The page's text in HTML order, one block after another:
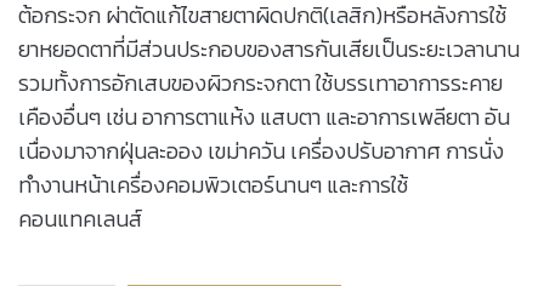
ต้อกระจก ผ่าตัดแก้ไขสายตาผิดปกติ(เลสิก)หรือหลังการใช้
ยาหยอดตาที่มีส่วนประกอบของสารกันเสียเป็นระยะเวลานาน
รวมทั้งการอักเสบของผิวกระจกตา ใช้บรรเทาอาการระคาย
เคืองอื่นๆ เช่น อาการตาแห้ง แสบตา และอาการเพลียตา อัน
เนื่องมาจากฝุ่นละออง เขม่าควัน เครื่องปรับอากาศ การนั่ง
ทำงานหน้าเครื่องคอมพิวเตอร์นานๆ และการใช้
คอนแทคเลนส์